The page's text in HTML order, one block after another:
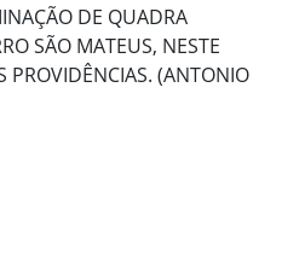
DE QUADRA
SÃO MATEUS, NESTE
PROVIDÊNCIAS. (ANTONIO